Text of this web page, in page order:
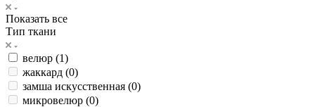
Показать все
Тип ткани
велюр (1)
жаккард (0)
замша искусственная (0)
микровелюр (0)